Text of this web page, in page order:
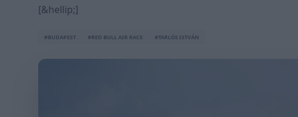
[&hellip;]
#BUDAPEST #RED BULL AIR RACE #TARLÓS ISTVÁN